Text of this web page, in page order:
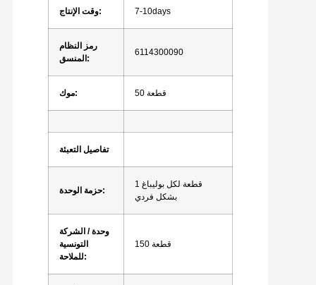
وقت الإنتاج: 7-10days
رمز النظام
المنسق:
6114300090
موك: 50 قطعة
تفاصيل التعبئة
حزمة الوحدة:
1 قطعة لكل بوليباغ
بشكل فردي
وحدة / الشركة
التونسية
للملاحة:
150 قطعة